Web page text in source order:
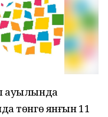
ауылында
төнгө янғын 11